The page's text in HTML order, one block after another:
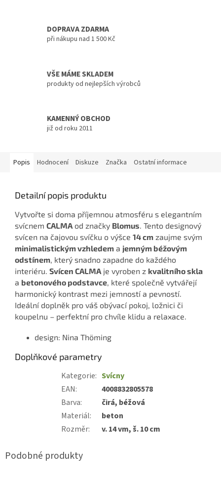
DOPRAVA ZDARMA
při nákupu nad 1 500 Kč
VŠE MÁME SKLADEM
produkty od nejlepších výrobců
KAMENNÝ OBCHOD
již od roku 2011
Popis Hodnocení Diskuze Značka Ostatní informace
Detailní popis produktu
Vytvořte si doma příjemnou atmosféru s elegantním
svícnem CALMA od značky Blomus . Tento designový
svícen na čajovou svíčku o výšce 14 cm zaujme svým
minimalistickým vzhledem a jemným béžovým
odstínem , který snadno zapadne do každého
interiéru. Svícen CALMA je vyroben z kvalitního skla
a betonového podstavce , které společně vytvářejí
harmonický kontrast mezi jemností a pevností.
Ideální doplněk pro váš obývací pokoj, ložnici či
koupelnu – perfektní pro chvíle klidu a relaxace.
design: Nina Thöming
Doplňkové parametry
Kategorie: Svícny
EAN:
4008832805578
Barva:
čirá, béžová
Materiál:
beton
Rozměr: v. 14 vm, š. 10 cm